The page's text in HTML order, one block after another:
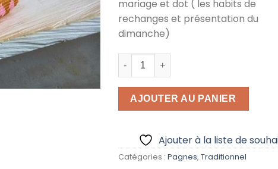
mariage et dot ( les habits de
rechanges et présentation du
dimanche)
quantité de Pagne Kenté rose RB1
AJOUTER AU PANIER
Ajouter à la liste de
Catégories : Pagnes, Traditionnel